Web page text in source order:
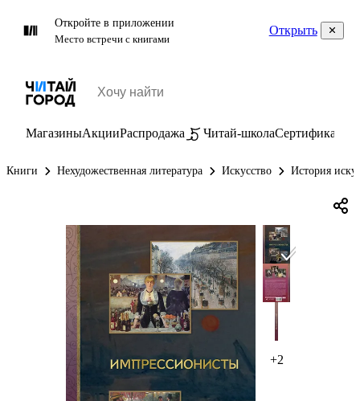
Откройте в приложении
Место встречи с книгами
Открыть
МагазиныАкцииРаспродажа Читай-школаСертификаты
Книги Нехудожественная литература Искусство История
+2